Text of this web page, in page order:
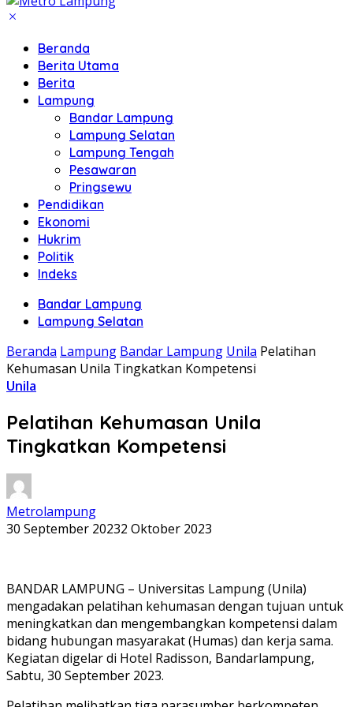
Beranda
Berita Utama
Berita
Lampung
Bandar Lampung
Lampung Selatan
Lampung Tengah
Pesawaran
Pringsewu
Pendidikan
Ekonomi
Hukrim
Politik
Indeks
Bandar Lampung
Lampung Selatan
Beranda Lampung Bandar Lampung Unila Pelatihan
Kehumasan Unila Tingkatkan Kompetensi
Unila
Pelatihan Kehumasan Unila
Tingkatkan Kompetensi
Metrolampung
30 September 20232 Oktober 2023
BANDAR LAMPUNG – Universitas Lampung (Unila)
mengadakan pelatihan kehumasan dengan tujuan untuk
meningkatkan dan mengembangkan kompetensi dalam
bidang hubungan masyarakat (Humas) dan kerja sama.
Kegiatan digelar di Hotel Radisson, Bandarlampung,
Sabtu, 30 September 2023.